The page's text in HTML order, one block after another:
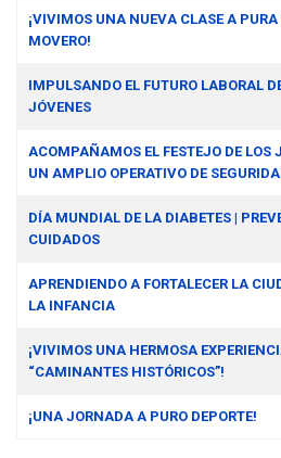
¡VIVIMOS UNA NUEVA CLASE A PURA
MOVERO!
IMPULSANDO EL FUTURO LABORAL
JÓVENES
ACOMPAÑAMOS EL FESTEJO DE LOS
UN AMPLIO OPERATIVO DE
DÍA MUNDIAL DE LA DIABETES |
CUIDADOS
APRENDIENDO A FORTALECER LA
LA INFANCIA
¡VIVIMOS UNA HERMOSA
“CAMINANTES HISTÓRICOS”!
¡UNA JORNADA A PURO DEPORTE!